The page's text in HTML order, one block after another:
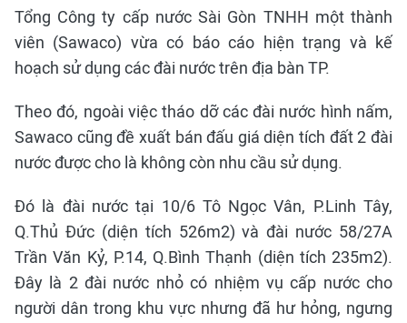
Tổng Công ty cấp nước Sài Gòn TNHH một thành
viên (Sawaco) vừa có báo cáo hiện trạng và kế
hoạch sử dụng các đài nước trên địa bàn TP.
Theo đó, ngoài việc tháo dỡ các đài nước hình nấm,
Sawaco cũng đề xuất bán đấu giá diện tích đất 2 đài
nước được cho là không còn nhu cầu sử dụng.
Đó là đài nước tại 10/6 Tô Ngọc Vân, P.Linh Tây,
Q.Thủ Đức (diện tích 526m2) và đài nước 58/27A
Trần Văn Kỷ, P.14, Q.Bình Thạnh (diện tích 235m2).
Đây là 2 đài nước nhỏ có nhiệm vụ cấp nước cho
người dân trong khu vực nhưng đã hư hỏng, ngưng